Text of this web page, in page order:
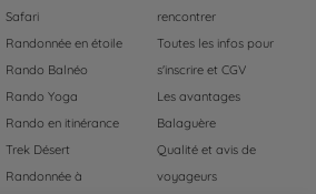
Safari
Randonnée en étoile
Rando Balnéo
Rando Yoga
Rando en itinérance
Trek Désert
Randonnée à
rencontrer
Toutes les infos pour
s'inscrire et CGV
Les avantages
Balaguère
Qualité et avis de
voyageurs